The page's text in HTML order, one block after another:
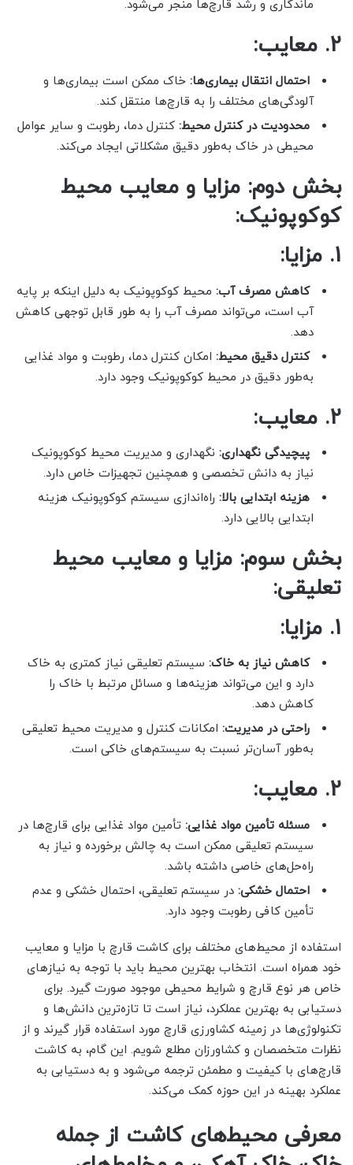
ماندگاری و رشد قارچ‌ها منجر می‌شود.
2. معایب:
احتمال انتقال بیماری‌ها: خاک ممکن است بیماری‌ها و
آلودگی‌های مختلف را به قارچ‌ها منتقل کند.
محدودیت در کنترل محیط: کنترل دما، رطوبت و سایر عوامل
محیطی در خاک به‌طور دقیق مشکلاتی ایجاد می‌کند.
بخش دوم: مزایا و معایب محیط
کوکوپونیک:
1. مزایا:
کاهش مصرف آب: محیط کوکوپونیک به دلیل اینکه بر پایه
آب است، می‌تواند مصرف آب را به طور قابل توجهی کاهش
دهد.
کنترل دقیق محیط: امکان کنترل دما، رطوبت و مواد غذایی
به‌طور دقیق در محیط کوکوپونیک وجود دارد.
2. معایب:
پیچیدگی نگهداری: نگهداری و مدیریت محیط کوکوپونیک
نیاز به دانش تخصصی و همچنین تجهیزات خاص دارد.
هزینه ابتدایی بالا: راه‌اندازی سیستم کوکوپونیک هزینه
ابتدایی بالایی دارد.
بخش سوم: مزایا و معایب محیط
تعلیقی:
1. مزایا:
کاهش نیاز به خاک: سیستم تعلیقی نیاز کمتری به خاک
دارد و این می‌تواند هزینه‌ها و مسائل مرتبط با خاک را
کاهش دهد.
راحتی در مدیریت: امکانات کنترل و مدیریت محیط تعلیقی
به‌طور آسان‌تر نسبت به سیستم‌های خاکی است.
2. معایب:
مسئله تأمین مواد غذایی: تأمین مواد غذایی برای قارچ‌ها در
سیستم تعلیقی ممکن است به چالش برخورده و نیاز به
راه‌حل‌های خاصی داشته باشد.
احتمال خشکی: در سیستم تعلیقی، احتمال خشکی و عدم
تأمین کافی رطوبت وجود دارد.
استفاده از محیط‌های مختلف برای کاشت قارچ با مزایا و معایب
خود همراه است. انتخاب بهترین محیط باید با توجه به نیازهای
خاص هر نوع قارچ و شرایط محیطی موجود صورت گیرد. برای
دستیابی به بهترین عملکرد، نیاز است تا تازه‌ترین دانش‌ها و
تکنولوژی‌ها در زمینه کشاورزی قارچ مورد استفاده قرار گیرند و از
نظرات متخصصان و کشاورزان مطلع شویم. این گام، به کاشت
قارچ‌های با کیفیت و مطمئن ترجمه می‌شود و به دستیابی به
عملکرد بهینه در این حوزه کمک می‌کند.
معرفی محیط‌های کاشت از جمله